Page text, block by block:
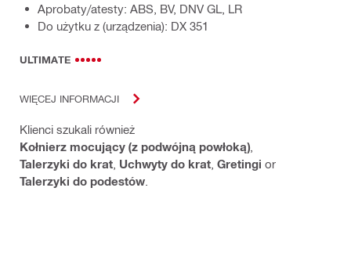
Aprobaty/atesty: ABS, BV, DNV GL, LR
Do użytku z (urządzenia): DX 351
ULTIMATE
WIĘCEJ INFORMACJI
Klienci szukali również
Kołnierz mocujący (z podwójną powłoką)
Talerzyki do krat Uchwyty do krat Gretingi or
Talerzyki do podestów